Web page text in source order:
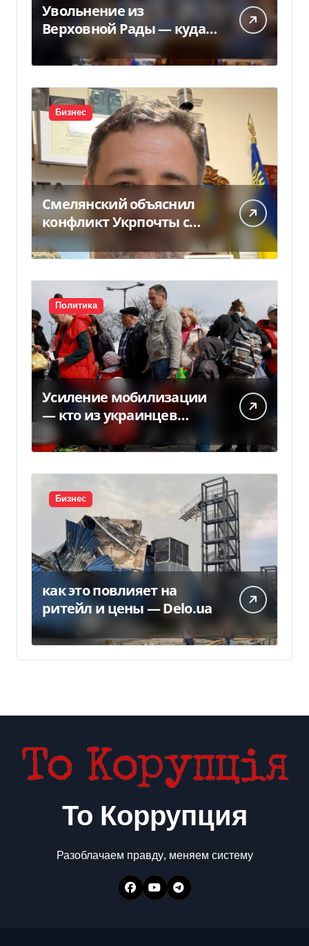
Увольнение из
Верховной Рады — куда
исчез 71 народный
депутат за семь лет
Бизнес
Смелянский объяснил
конфликт Укрпочты с
НБУ из-за платежек
Политика
Усиление мобилизации
— кто из украинцев
потеряет право на
временную защиту в ЕС
Бизнес
как это повлияет на
ритейл и цены — Delo.ua
То Коррупция
Разоблачаем правду, меняем систему